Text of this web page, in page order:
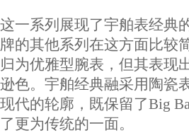
这一系列展现了宇舶表经典
牌的其他系列在这方面比较
归为优雅型腕表，但其表现
逊色。宇舶经典融采用陶瓷
现代的轮廓，既保留了Big
了更为传统的一面。